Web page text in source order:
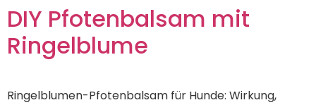
DIY Pfotenbalsam mit
Ringelblume
Ringelblumen-Pfotenbalsam für Hunde: Wirkung,